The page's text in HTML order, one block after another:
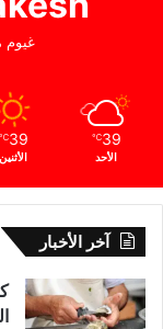
غيوم
39
℃
الأحد
39
℃
الأثنين
آخر الأخبار